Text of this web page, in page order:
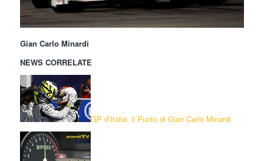
Gian Carlo Minardi
NEWS CORRELATE
GP d’Italia: il Punto di Gian Carlo Minardi